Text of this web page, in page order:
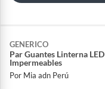
GENERICO
Par Guantes Linterna LED
Impermeables
Por Mia adn Perú